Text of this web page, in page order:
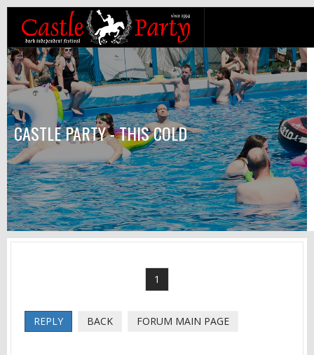
CASTLE PARTY - THIS COLD
1
REPLY BACK FORUM MAIN PAGE